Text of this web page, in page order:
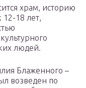
храм, историю
18 лет,
людей.
Блаженного –
возведен по